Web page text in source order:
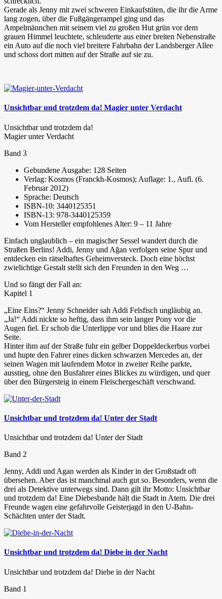
Gerade als Jenny mit zwei schweren Einkaufstüten, die ihr die Arme
lang zogen, über die Fußgängerampel ging und das
Ampelmännchen mit seinem viel zu großen Hut grün vor dem
grauen Himmel leuchtete, schleuderte aus einer breiten Nebenstraße
ein Auto auf die noch viel breitere Fahrbahn der Landsberger Allee
und schoss dort mitten auf der Straße auf sie zu.
Unsichtbar und trotzdem da! Magier unter Verdacht
Unsichtbar und trotzdem da!
Magier unter Verdacht
Band 3
Gebundene Ausgabe: 128 Seiten
Verlag: Kosmos (Franckh-Kosmos); Auflage: 1., Aufl. (6.
Februar 2012)
Sprache: Deutsch
ISBN-10: 3440125351
ISBN-13: 978-3440125359
Vom Hersteller empfohlenes Alter: 9 – 11 Jahre
Einfach unglaublich – ein magischer Sessel wandert durch die
Straßen Berlins! Addi, Jenny und Ağan verfolgen seine Spur und
entdecken ein rätselhaftes Geheimversteck. Doch eine höchst
zwielichtige Gestalt stellt sich den Freunden in den Weg …
Und so fängt der Fall an:
Kapitel 1
„Eine Eins?“ Jenny Schneider sah Addi Felsfisch ungläubig an.
„Ja!“ Addi nickte so heftig, dass ihm sein langer Pony vor die
Augen fiel. Er schob die Unterlippe vor und blies die Haare zur
Seite.
Hinter ihm auf der Straße fuhr ein gelber Doppeldeckerbus vorbei
und hupte den Fahrer eines dicken schwarzen Mercedes an, der
seinen Wagen mit laufendem Motor in zweiter Reihe parkte,
ausstieg, ohne den Busfahrer eines Blickes zu würdigen, und quer
über den Bürgersteig in einem Fleischergeschäft verschwand.
Unsichtbar und trotzdem da! Unter der Stadt
Unsichtbar und trotzdem da! Unter der Stadt
Band 2
Jenny, Addi und Agan werden als Kinder in der Großstadt oft
übersehen. Aber das ist manchmal auch gut so. Besonders, wenn die
drei als Detektive unterwegs sind. Dann gilt ihr Motto: Unsichtbar
und trotzdem da! Eine Diebesbande hält die Stadt in Atem. Die drei
Freunde wagen eine gefahrvolle Geisterjagd in den U-Bahn-
Schächten unter der Stadt.
Unsichtbar und trotzdem da! Diebe in der Nacht
Unsichtbar und trotzdem da! Diebe in der Nacht
Band 1